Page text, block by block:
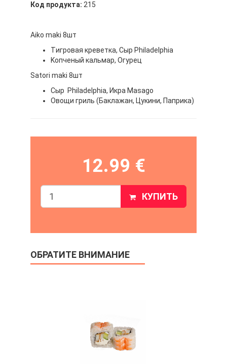
Код продукта: 215
Aiko maki 8шт
Tигровая креветка, Сыр Philadelphia
Kопченый кальмар, Oгурец
Satori maki 8шт
Сыр Philadelphia, Икра Masago
Овощи гриль (Баклажан, Цукини, Паприка)
12.99 €
КУПИТЬ
ОБРАТИТЕ ВНИМАНИЕ